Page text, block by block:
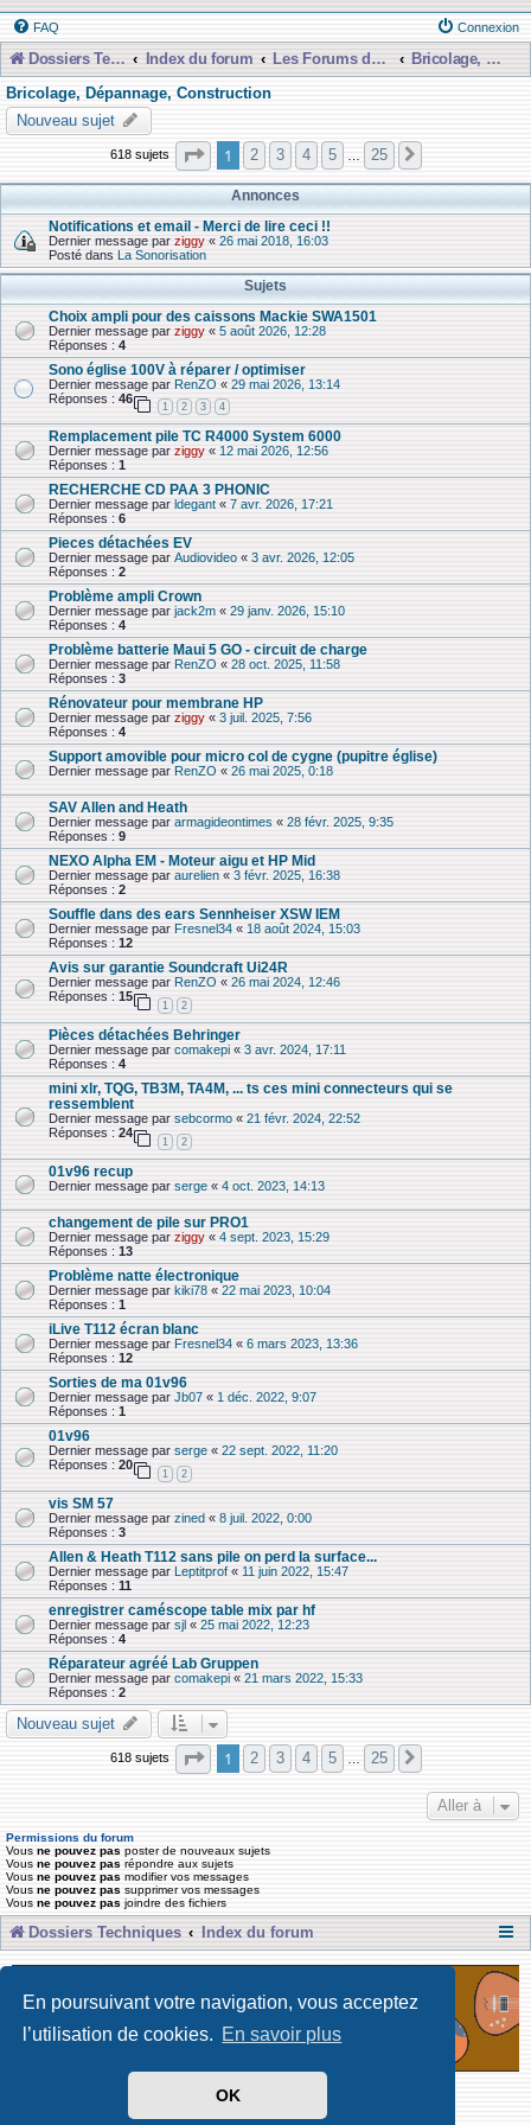
En poursuivant votre navigation, vous acceptez
l’utilisation de cookies. En savoir plus
OK
FAQ Connexion
Dossiers Techniques Index du forum Les Forums de Discussions
Bricolage, Dépannage, Construction
Bricolage, Dépannage, Construction
Nouveau sujet
618 sujets Page 1sur25
1 2 3 4 5 25
Annonces
Notifications et email - Merci de lire ceci !!
Dernier message par ziggy « 26 mai 2018, 16:03
Posté dans La Sonorisation
Sujets
Choix ampli pour des caissons Mackie SWA1501
Dernier message par ziggy « 5 août 2026, 12:28
Réponses : 4
Sono église 100V à réparer / optimiser
Dernier message par RenZO « 29 mai 2026, 13:14
Réponses : 46
1 2 3 4
Remplacement pile TC R4000 System 6000
Dernier message par ziggy « 12 mai 2026, 12:56
Réponses : 1
RECHERCHE CD PAA 3 PHONIC
Dernier message par ldegant « 7 avr. 2026, 17:21
Réponses : 6
Pieces détachées EV
Dernier message par Audiovideo « 3 avr. 2026, 12:05
Réponses : 2
Problème ampli Crown
Dernier message par jack2m « 29 janv. 2026, 15:10
Réponses : 4
Problème batterie Maui 5 GO - circuit de charge
Dernier message par RenZO « 28 oct. 2025, 11:58
Réponses : 3
Rénovateur pour membrane HP
Dernier message par ziggy « 3 juil. 2025, 7:56
Réponses : 4
Support amovible pour micro col de cygne (pupitre église)
Dernier message par RenZO « 26 mai 2025, 0:18
SAV Allen and Heath
Dernier message par armagideontimes « 28 févr. 2025, 9:35
Réponses : 9
NEXO Alpha EM - Moteur aigu et HP Mid
Dernier message par aurelien « 3 févr. 2025, 16:38
Réponses : 2
Souffle dans des ears Sennheiser XSW IEM
Dernier message par Fresnel34 « 18 août 2024, 15:03
Réponses : 12
Avis sur garantie Soundcraft Ui24R
Dernier message par RenZO « 26 mai 2024, 12:46
Réponses : 15
1 2
Pièces détachées Behringer
Dernier message par comakepi « 3 avr. 2024, 17:11
Réponses : 4
mini xlr, TQG, TB3M, TA4M, ... ts ces mini connecteurs qui se
ressemblent
Dernier message par sebcormo « 21 févr. 2024, 22:52
Réponses : 24
1 2
01v96 recup
Dernier message par serge « 4 oct. 2023, 14:13
changement de pile sur PRO1
Dernier message par ziggy « 4 sept. 2023, 15:29
Réponses : 13
Problème natte électronique
Dernier message par kiki78 « 22 mai 2023, 10:04
Réponses : 1
iLive T112 écran blanc
Dernier message par Fresnel34 « 6 mars 2023, 13:36
Réponses : 12
Sorties de ma 01v96
Dernier message par Jb07 « 1 déc. 2022, 9:07
Réponses : 1
01v96
Dernier message par serge « 22 sept. 2022, 11:20
Réponses : 20
1 2
vis SM 57
Dernier message par zined « 8 juil. 2022, 0:00
Réponses : 3
Allen & Heath T112 sans pile on perd la surface...
Dernier message par Leptitprof « 11 juin 2022, 15:47
Réponses : 11
enregistrer caméscope table mix par hf
Dernier message par sjl « 25 mai 2022, 12:23
Réponses : 4
Réparateur agréé Lab Gruppen
Dernier message par comakepi « 21 mars 2022, 15:33
Réponses : 2
Nouveau sujet
618 sujets Page 1sur25
1 2 3 4 5 25
Aller à
Permissions du forum
Vous ne pouvez pas poster de nouveaux sujets
Vous ne pouvez pas répondre aux sujets
Vous ne pouvez pas modifier vos messages
Vous ne pouvez pas supprimer vos messages
Vous ne pouvez pas joindre des fichiers
Dossiers Techniques Index du forum
Développé par Forum Software © phpBB Limited